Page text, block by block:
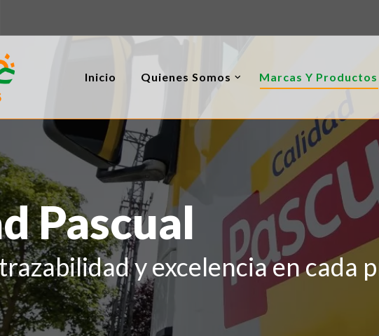
Inicio Quienes Somos Marcas Y Productos
Pascual
y excelencia en cada